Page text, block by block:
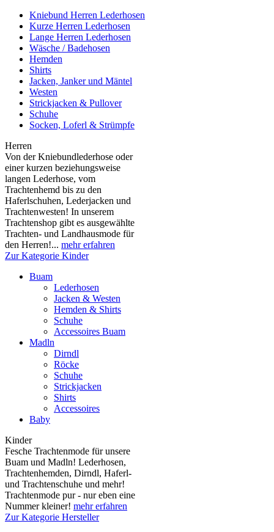
Kniebund Herren Lederhosen
Kurze Herren Lederhosen
Lange Herren Lederhosen
Wäsche / Badehosen
Hemden
Shirts
Jacken, Janker und Mäntel
Westen
Strickjacken & Pullover
Schuhe
Socken, Loferl & Strümpfe
Herren
Von der Kniebundlederhose oder
einer kurzen beziehungsweise
langen Lederhose, vom
Trachtenhemd bis zu den
Haferlschuhen, Lederjacken und
Trachtenwesten! In unserem
Trachtenshop gibt es ausgewählte
Trachten- und Landhausmode für
den Herren!... mehr erfahren
Zur Kategorie Kinder
Buam
Lederhosen
Jacken & Westen
Hemden & Shirts
Schuhe
Accessoires Buam
Madln
Dirndl
Röcke
Schuhe
Strickjacken
Shirts
Accessoires
Baby
Kinder
Fesche Trachtenmode für unsere
Buam und Madln! Lederhosen,
Trachtenhemden, Dirndl, Haferl-
und Trachtenschuhe und mehr!
Trachtenmode pur - nur eben eine
Nummer kleiner! mehr erfahren
Zur Kategorie Hersteller